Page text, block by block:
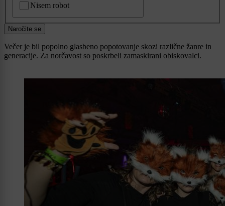
Nisem robot
Naročite se
Večer je bil popolno glasbeno popotovanje skozi različne žanre in
generacije. Za norčavost so poskrbeli zamaskirani obiskovalci.